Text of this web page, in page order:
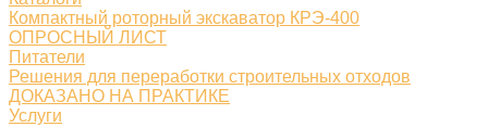
Компактный роторный экскаватор КРЭ-400
ОПРОСНЫЙ ЛИСТ
Питатели
Решения для переработки строительных отходов
ДОКАЗАНО НА ПРАКТИКЕ
Услуги